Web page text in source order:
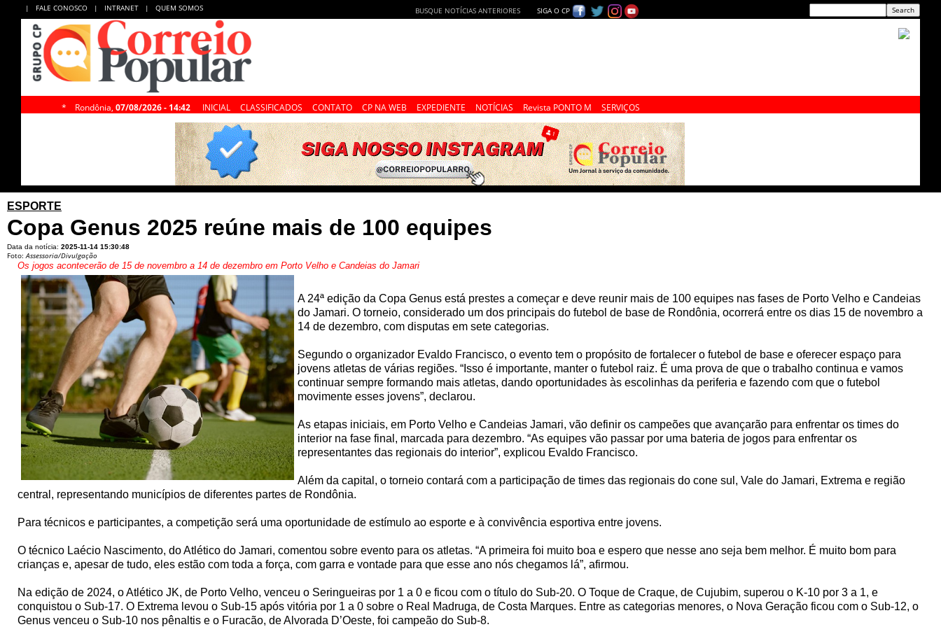
| FALE CONOSCO | INTRANET | QUEM SOMOS BUSQUE NOTÍCIAS ANTERIORES SIGA O CP
* Rondônia, 07/08/2026 - 14:42 INICIAL CLASSIFICADOS CONTATO CP NA WEB EXPEDIENTE NOTÍCIAS Revista PONTO M SERVIÇOS
ESPORTE
Copa Genus 2025 reúne mais de 100 equipes
Data da notícia: 2025-11-14 15:30:48
Foto:Assessoria/Divulgação
Os jogos acontecerão de 15 de novembro a 14 de dezembro em Porto Velho e Candeias do Jamari
A 24ª edição da Copa Genus está prestes a começar e deve reunir mais de 100 equipes nas fases de Porto Velho e Candeias
do Jamari. O torneio, considerado um dos principais do futebol de base de Rondônia, ocorrerá entre os dias 15 de novembro a
14 de dezembro, com disputas em sete categorias.
Segundo o organizador Evaldo Francisco, o evento tem o propósito de fortalecer o futebol de base e oferecer espaço para
jovens atletas de várias regiões. “Isso é importante, manter o futebol raiz. É uma prova de que o trabalho continua e vamos
continuar sempre formando mais atletas, dando oportunidades às escolinhas da periferia e fazendo com que o futebol
movimente esses jovens”, declarou.
As etapas iniciais, em Porto Velho e Candeias Jamari, vão definir os campeões que avançarão para enfrentar os times do
interior na fase final, marcada para dezembro. “As equipes vão passar por uma bateria de jogos para enfrentar os
representantes das regionais do interior”, explicou Evaldo Francisco.
Além da capital, o torneio contará com a participação de times das regionais do cone sul, Vale do Jamari, Extrema e região
central, representando municípios de diferentes partes de Rondônia.
Para técnicos e participantes, a competição será uma oportunidade de estímulo ao esporte e à convivência esportiva entre jovens.
O técnico Laécio Nascimento, do Atlético do Jamari, comentou sobre evento para os atletas. “A primeira foi muito boa e espero que nesse ano seja bem melhor. É muito bom para
crianças e, apesar de tudo, eles estão com toda a força, com garra e vontade para que esse ano nós chegamos lá”, afirmou.
Na edição de 2024, o Atlético JK, de Porto Velho, venceu o Seringueiras por 1 a 0 e ficou com o título do Sub-20. O Toque de Craque, de Cujubim, superou o K-10 por 3 a 1, e
conquistou o Sub-17. O Extrema levou o Sub-15 após vitória por 1 a 0 sobre o Real Madruga, de Costa Marques. Entre as categorias menores, o Nova Geração ficou com o Sub-12, o
Genus venceu o Sub-10 nos pênaltis e o Furacão, de Alvorada D’Oeste, foi campeão do Sub-8.